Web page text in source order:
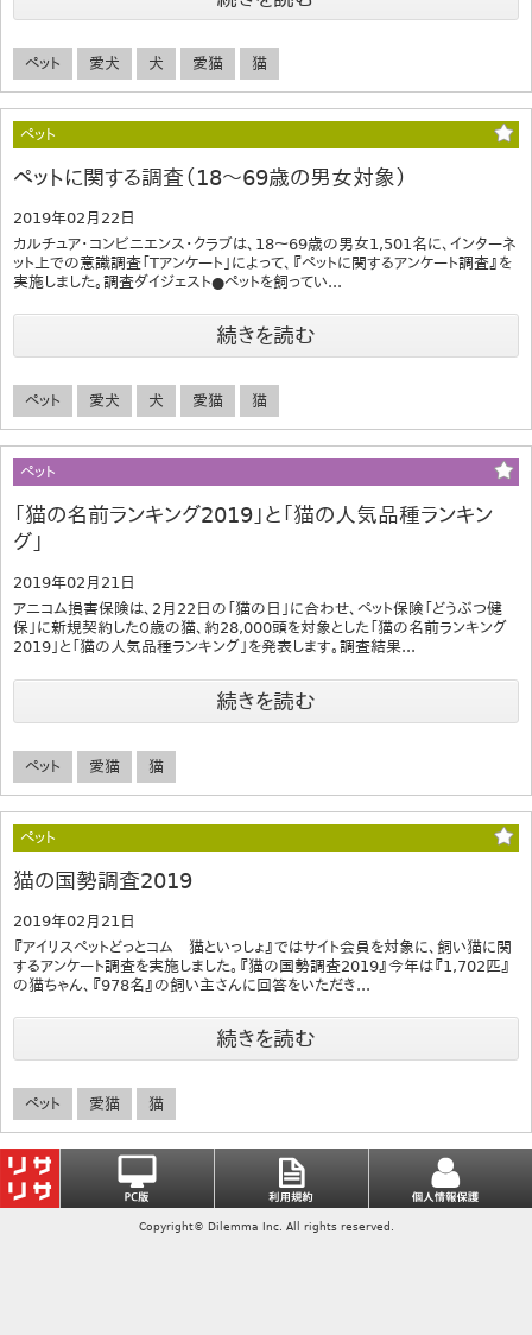
ペット 愛犬 犬 愛猫 猫
ペット
ペットに関する調査（18～69歳の男女対象）
2019年02月22日
カルチュア・コンビニエンス・クラブは、18～69歳の男女1,501名に、インターネ
ット上での意識調査「Tアンケート」によって、『ペットに関するアンケート調査』を
実施しました。調査ダイジェスト●ペットを飼ってい...
続きを読む
ペット 愛犬 犬 愛猫 猫
ペット
「猫の名前ランキング2019」と「猫の人気品種ランキン
グ」
2019年02月21日
アニコム損害保険は、2月22日の「猫の日」に合わせ、ペット保険「どうぶつ健
保」に新規契約した０歳の猫、約28,000頭を対象とした「猫の名前ランキング
2019」と「猫の人気品種ランキング」を発表します。調査結果...
続きを読む
ペット 愛猫 猫
ペット
猫の国勢調査2019
2019年02月21日
『アイリスペットどっとコム 猫といっしょ』ではサイト会員を対象に、飼い猫に関
するアンケート調査を実施しました。『猫の国勢調査2019』今年は『1,702匹』
の猫ちゃん、『978名』の飼い主さんに回答をいただき...
続きを読む
ペット 愛猫 猫
Copyright© Dilemma Inc. All rights reserved.